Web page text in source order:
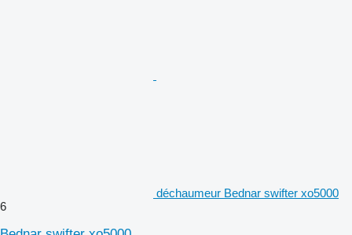
déchaumeur Bednar swifter xo5000
6